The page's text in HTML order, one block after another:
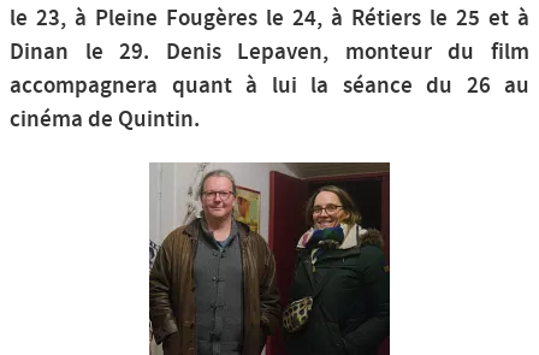
le 23, à Pleine Fougères le 24, à Rétiers le 25 et à
Dinan le 29. Denis Lepaven, monteur du film
accompagnera quant à lui la séance du 26 au
cinéma de Quintin.